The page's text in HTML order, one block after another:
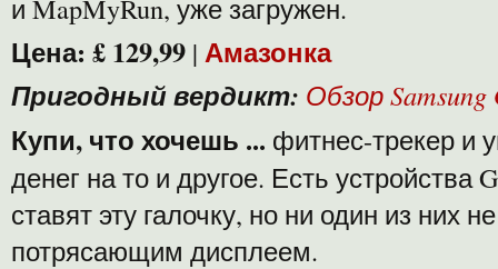
и MapMyRun, уже загружен.
Цена: £ 129,99 | Амазонка
Пригодный вердикт: Обзор
Купи, что хочешь ... фитнес-трекер и
денег на то и другое. Есть устройства
ставят эту галочку, но ни один из них
потрясающим дисплеем.